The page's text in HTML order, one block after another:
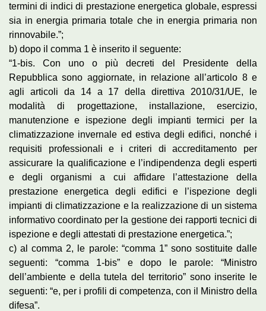
termini di indici di prestazione energetica globale, espressi
sia in energia primaria totale che in energia primaria non
rinnovabile.”;
b) dopo il comma 1 è inserito il seguente:
“1-bis. Con uno o più decreti del Presidente della
Repubblica sono aggiornate, in relazione all’articolo 8 e
agli articoli da 14 a 17 della direttiva 2010/31/UE, le
modalità di progettazione, installazione, esercizio,
manutenzione e ispezione degli impianti termici per la
climatizzazione invernale ed estiva degli edifici, nonché i
requisiti professionali e i criteri di accreditamento per
assicurare la qualificazione e l’indipendenza degli esperti
e degli organismi a cui affidare l’attestazione della
prestazione energetica degli edifici e l’ispezione degli
impianti di climatizzazione e la realizzazione di un sistema
informativo coordinato per la gestione dei rapporti tecnici di
ispezione e degli attestati di prestazione energetica.”;
c) al comma 2, le parole: “comma 1” sono sostituite dalle
seguenti: “comma 1-bis” e dopo le parole: “Ministro
dell’ambiente e della tutela del territorio” sono inserite le
seguenti: “e, per i profili di competenza, con il Ministro della
difesa”.